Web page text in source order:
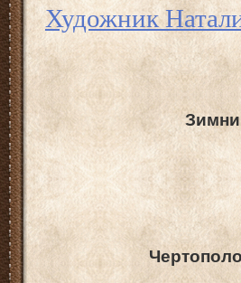
Художник